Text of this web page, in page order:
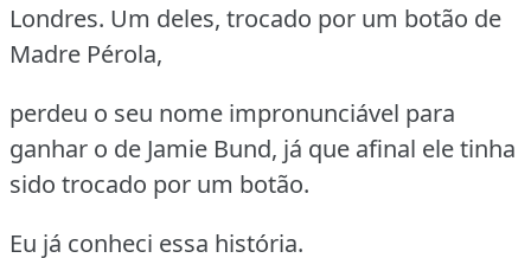
Londres. Um deles, trocado por um botão de
Madre Pérola,
perdeu o seu nome impronunciável para
ganhar o de Jamie Bund, já que afinal ele tinha
sido trocado por um botão.
Eu já conheci essa história.